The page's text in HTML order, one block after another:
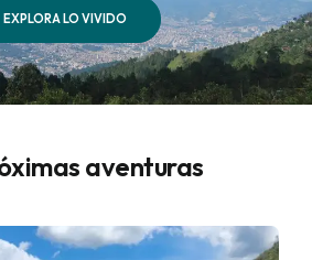
EXPLORA LO VIVIDO
aventuras